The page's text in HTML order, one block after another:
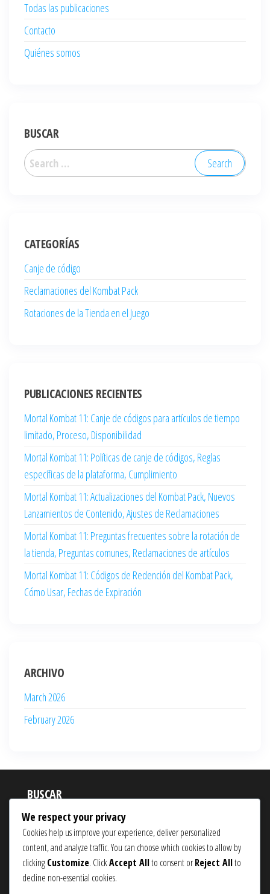
Todas las publicaciones
Contacto
Quiénes somos
BUSCAR
Search
for:
CATEGORÍAS
Canje de código
Reclamaciones del Kombat Pack
Rotaciones de la Tienda en el Juego
PUBLICACIONES RECIENTES
Mortal Kombat 11: Canje de códigos para artículos de tiempo
limitado, Proceso, Disponibilidad
Mortal Kombat 11: Políticas de canje de códigos, Reglas
específicas de la plataforma, Cumplimiento
Mortal Kombat 11: Actualizaciones del Kombat Pack, Nuevos
Lanzamientos de Contenido, Ajustes de Reclamaciones
Mortal Kombat 11: Preguntas frecuentes sobre la rotación de
la tienda, Preguntas comunes, Reclamaciones de artículos
Mortal Kombat 11: Códigos de Redención del Kombat Pack,
Cómo Usar, Fechas de Expiración
ARCHIVO
March 2026
February 2026
BUSCAR
Search
for:
Proudly powered byWordPress
We respect your privacy
Cookies help us improve your experience, deliver personalized
content, and analyze traffic. You can choose which cookies to allow by
clickingCustomize. ClickAccept Allto consent orReject Allto
decline non-essential cookies.